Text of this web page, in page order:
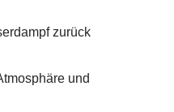
zurück
und